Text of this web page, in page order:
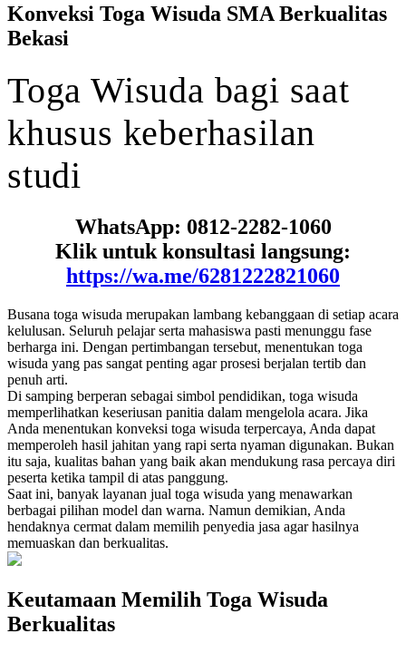
Konveksi Toga Wisuda SMA Berkualitas
Bekasi
Toga Wisuda bagi saat
khusus keberhasilan
studi
WhatsApp: 0812-2282-1060
Klik untuk konsultasi langsung:
https://wa.me/6281222821060
Busana toga wisuda merupakan lambang kebanggaan di setiap acara
kelulusan. Seluruh pelajar serta mahasiswa pasti menunggu fase
berharga ini. Dengan pertimbangan tersebut, menentukan toga
wisuda yang pas sangat penting agar prosesi berjalan tertib dan
penuh arti.
Di samping berperan sebagai simbol pendidikan, toga wisuda
memperlihatkan keseriusan panitia dalam mengelola acara. Jika
Anda menentukan konveksi toga wisuda terpercaya, Anda dapat
memperoleh hasil jahitan yang rapi serta nyaman digunakan. Bukan
itu saja, kualitas bahan yang baik akan mendukung rasa percaya diri
peserta ketika tampil di atas panggung.
Saat ini, banyak layanan jual toga wisuda yang menawarkan
berbagai pilihan model dan warna. Namun demikian, Anda
hendaknya cermat dalam memilih penyedia jasa agar hasilnya
memuaskan dan berkualitas.
Keutamaan Memilih Toga Wisuda
Berkualitas